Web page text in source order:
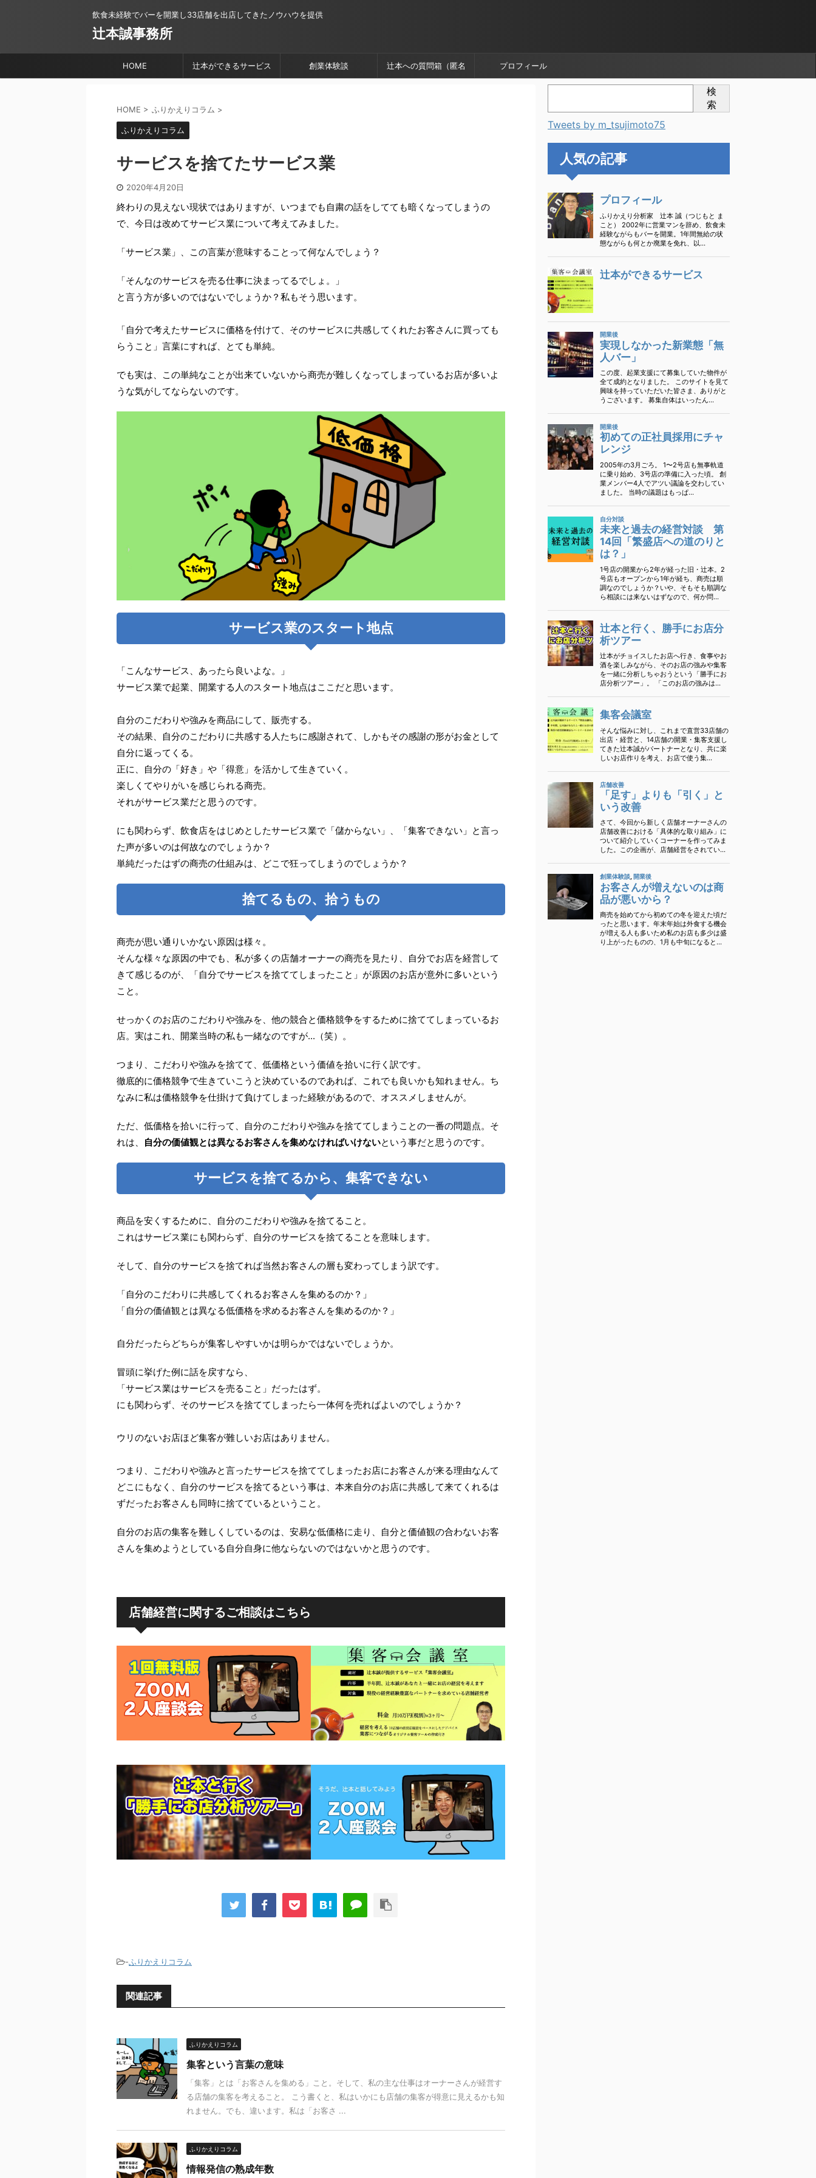
飲食未経験でバーを開業し33店舗を出店してきたノウハウを提供
辻本誠事務所
HOME 辻本ができるサービス 創業体験談 辻本への質問箱（匿名 プロフィール
HOME > ふりかえりコラム >
ふりかえりコラム
サービスを捨てたサービス業
2020年4月20日
終わりの見えない現状ではありますが、いつまでも自粛の話をしてても暗くなってしまうの
で、今日は改めてサービス業について考えてみました。
「サービス業」、この言葉が意味することって何なんでしょう？
「そんなのサービスを売る仕事に決まってるでしょ。」
と言う方が多いのではないでしょうか？私もそう思います。
「自分で考えたサービスに価格を付けて、そのサービスに共感してくれたお客さんに買っても
らうこと」言葉にすれば、とても単純。
でも実は、この単純なことが出来ていないから商売が難しくなってしまっているお店が多いよ
うな気がしてならないのです。
サービス業のスタート地点
「こんなサービス、あったら良いよな。」
サービス業で起業、開業する人のスタート地点はここだと思います。
自分のこだわりや強みを商品にして、販売する。
その結果、自分のこだわりに共感する人たちに感謝されて、しかもその感謝の形がお金として
自分に返ってくる。
正に、自分の「好き」や「得意」を活かして生きていく。
楽しくてやりがいを感じられる商売。
それがサービス業だと思うのです。
にも関わらず、飲食店をはじめとしたサービス業で「儲からない」、「集客できない」と言っ
た声が多いのは何故なのでしょうか？
単純だったはずの商売の仕組みは、どこで狂ってしまうのでしょうか？
捨てるもの、拾うもの
商売が思い通りいかない原因は様々。
そんな様々な原因の中でも、私が多くの店舗オーナーの商売を見たり、自分でお店を経営して
きて感じるのが、「自分でサービスを捨ててしまったこと」が原因のお店が意外に多いという
こと。
せっかくのお店のこだわりや強みを、他の競合と価格競争をするために捨ててしまっているお
店。実はこれ、開業当時の私も一緒なのですが...（笑）。
つまり、こだわりや強みを捨てて、低価格という価値を拾いに行く訳です。
徹底的に価格競争で生きていこうと決めているのであれば、これでも良いかも知れません。ち
なみに私は価格競争を仕掛けて負けてしまった経験があるので、オススメしませんが。
ただ、低価格を拾いに行って、自分のこだわりや強みを捨ててしまうことの一番の問題点。そ
れは、
自分の価値観とは異なるお客さんを集めなければいけないという事だと思うのです。
サービスを捨てるから、集客できない
商品を安くするために、自分のこだわりや強みを捨てること。
これはサービス業にも関わらず、自分のサービスを捨てることを意味します。
そして、自分のサービスを捨てれば当然お客さんの層も変わってしまう訳です。
「自分のこだわりに共感してくれるお客さんを集めるのか？」
「自分の価値観とは異なる低価格を求めるお客さんを集めるのか？」
自分だったらどちらが集客しやすいかは明らかではないでしょうか。
冒頭に挙げた例に話を戻すなら、
「サービス業はサービスを売ること」だったはず。
にも関わらず、そのサービスを捨ててしまったら一体何を売ればよいのでしょうか？
ウリのないお店ほど集客が難しいお店はありません。
つまり、こだわりや強みと言ったサービスを捨ててしまったお店にお客さんが来る理由なんて
どこにもなく、自分のサービスを捨てるという事は、本来自分のお店に共感して来てくれるは
ずだったお客さんも同時に捨てているということ。
自分のお店の集客を難しくしているのは、安易な低価格に走り、自分と価値観の合わないお客
さんを集めようとしている自分自身に他ならないのではないかと思うのです。
店舗経営に関するご相談はこちら
-ふりかえりコラム
関連記事
ふりかえりコラム
集客という言葉の意味
「集客」とは「お客さんを集める」こと。そして、私の主な仕事はオーナーさんが経営す
る店舗の集客を考えること。 こう書くと、私はいかにも店舗の集客が得意に見えるかも知
れません。でも、違います。私は「お客さ ...
ふりかえりコラム
情報発信の熟成年数
検
索
Tweets by m_tsujimoto75
人気の記事